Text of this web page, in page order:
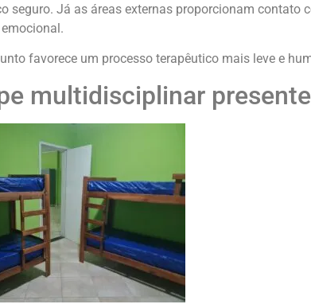
seguro. Já as áreas externas proporcionam contato
favorece um processo terapêutico mais leve e
multidisciplinar